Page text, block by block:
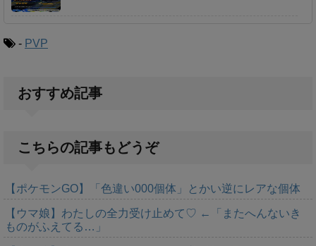
- PVP
おすすめ記事
こちらの記事もどうぞ
【ポケモンGO】「色違い000個体」とかい逆にレアな個体
【ウマ娘】わたしの全力受け止めて♡ ←「またへんないき
ものがふえてる…」